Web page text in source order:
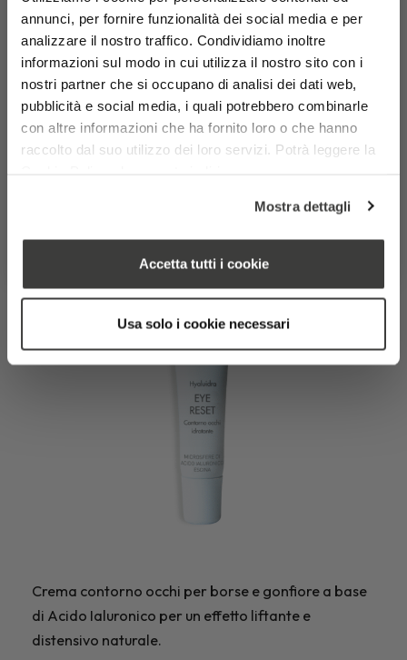
annunci, per fornire funzionalità dei social media e per
analizzare il nostro traffico. Condividiamo inoltre
informazioni sul modo in cui utilizza il nostro sito con i
nostri partner che si occupano di analisi dei dati web,
pubblicità e social media, i quali potrebbero combinarle
con altre informazioni che ha fornito loro o che hanno
raccolto dal suo utilizzo dei loro servizi. Potrà leggere la
Mostra dettagli
Accetta tutti i cookie
Usa solo i cookie necessari
alta concentrazione. Contribuisce a migliorare
l’elasticità e la compattezza della pelle,
prevenendo e attenuando rughe sul viso e altri segni
del tempo.
SCOPRI
Eye Reset – crema contorno occhi
Crema contorno occhi per borse e gonfiore a base
di Acido Ialuronico per un effetto liftante e
distensivo naturale.
3 BUONI MOTIVI PER ISCRIVERSI:
✔ Promozioni anticipate
✔ Sconti Esclusivi
✔ Novità in anteprima
Nome Cognome
Regolamento (UE) 2016/679 e con la normativa applicabile in materia di protezione